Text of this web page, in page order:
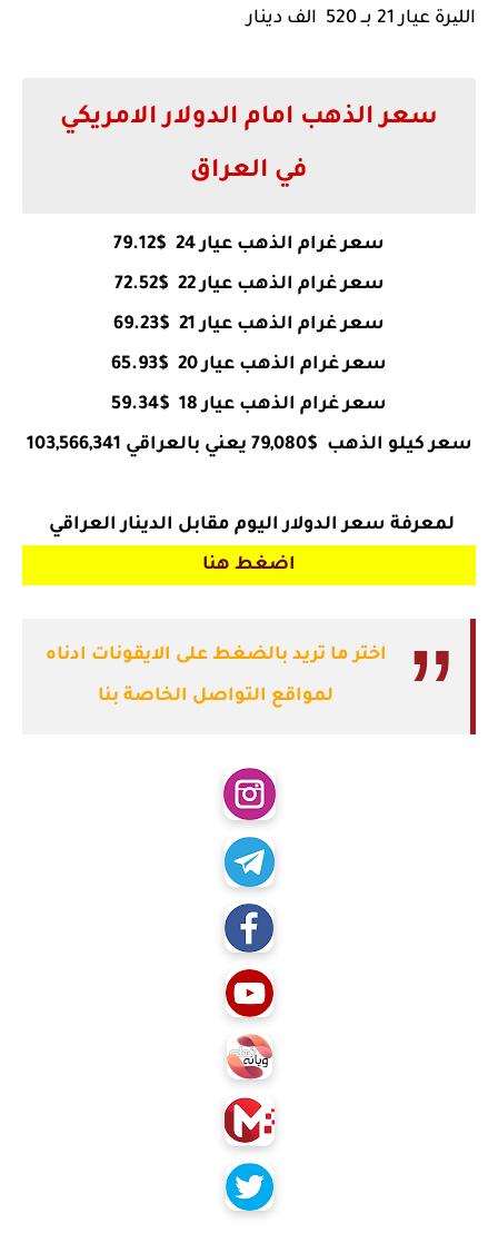
اللیرة عيار 21 بــ 520 الف دينار
سعر الذهب امام الدولار الامريكي
في العراق
سعر غرام الذهب عيار 24 $79.12
سعر غرام الذهب عيار 22 $72.52
سعر غرام الذهب عيار 21 $69.23
سعر غرام الذهب عيار 20 $65.93
سعر غرام الذهب عيار 18 $59.34
سعر كيلو الذهب $79,080 يعني بالعراقي 103,566,341
لمعرفة سعر الدولار اليوم مقابل الدينار العراقي
اضغط هنا
اختر ما تريد بالضغط على الايقونات ادناه
لمواقع التواصل الخاصة بنا